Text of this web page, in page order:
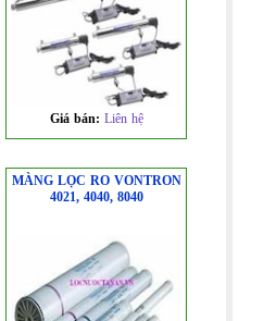
Giá bán: Liên hệ
MÀNG LỌC RO VONTRON
4021, 4040, 8040